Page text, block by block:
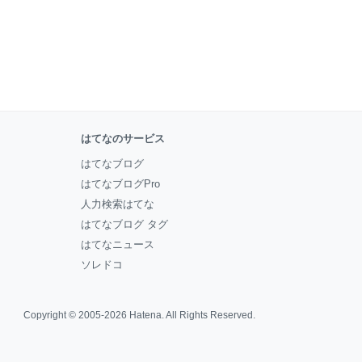
はてなのサービス
はてなブログ
はてなブログPro
人力検索はてな
はてなブログ タグ
はてなニュース
ソレドコ
Copyright © 2005-2026 Hatena. All Rights Reserved.